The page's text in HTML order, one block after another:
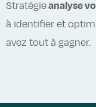
Stratégieanalyse
à identifier et
avez tout à gagner.